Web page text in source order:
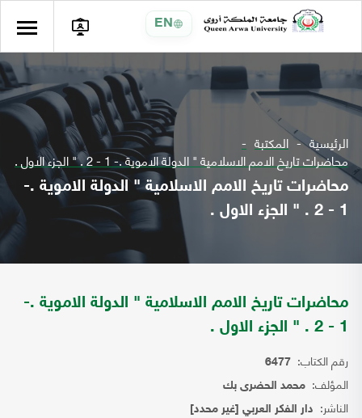
EN
الرئيسية المكتبة
محاضرات تاريخ الامم الاسلامية " الدولة الاموية .- 1 - 2 . " الجزء الاول .
محاضرات تاريخ الامم الاسلامية " الدولة الاموية .-
1 - 2 . " الجزء الاول .
محاضرات تاريخ الامم الاسلامية " الدولة الاموية .-
1 - 2 . " الجزء الاول .
رقم الكتاب: 6477
المؤلف: محمد الحضرى بك
الناشر: دار الفكر العربي [غير محدد]